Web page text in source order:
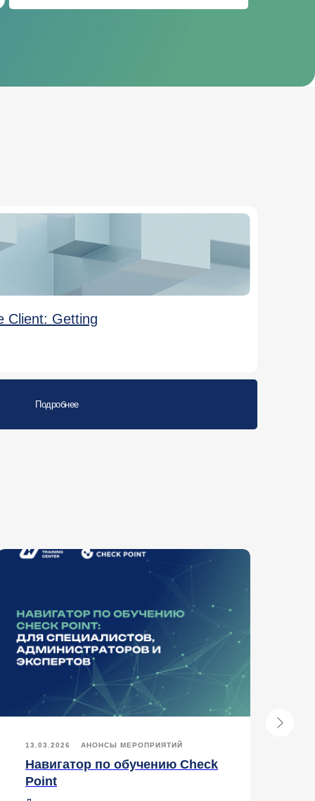
Client: Getting
Подробнее
13.03.2026 АНОНСЫ МЕРОПРИЯТИЙ
Навигатор по обучению Check
Point